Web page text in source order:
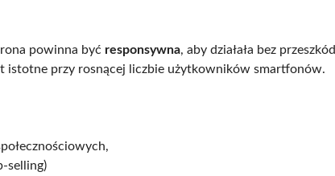
powinna być responsywna, aby działała bez przeszkód
istotne przy rosnącej liczbie użytkowników smartfonów.
selling)